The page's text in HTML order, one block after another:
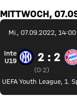
MITTWOCH,
Mi., 07.09.2022, 14:00
Inter
Inter
U19
2 zu 2
2 : 2
(0 zu 2 nach
0:2)
UEFA Youth League 1.